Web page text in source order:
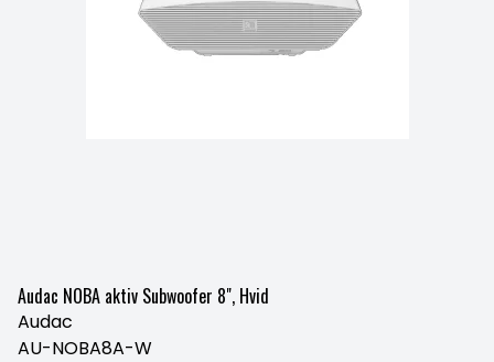
Audac NOBA aktiv Subwoofer 8", Hvid
Audac
AU-NOBA8A-W